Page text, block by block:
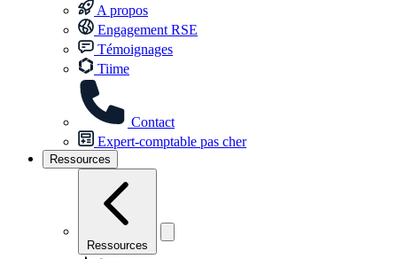
A propos
Engagement RSE
Témoignages
Tiime
Contact
Expert-comptable pas cher
Ressources
Ressources